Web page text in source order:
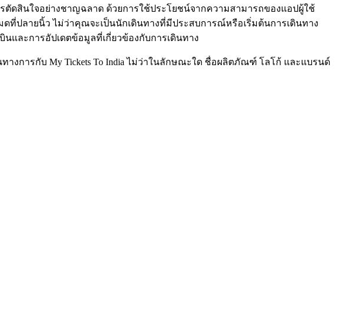
ดสินใจอย่างชาญฉลาด ด้วยการใช้ประโยชน์จากความสามารถของแอปผู้ใช้
ดที่ปลายนิ้ว ไม่ว่าคุณจะเป็นนักเดินทางที่มีประสบการณ์หรือเริ่มต้นการเดินทาง
และการอัปเดตข้อมูลที่เกี่ยวข้องกับการเดินทาง
างการกับ My Tickets To India ไม่ว่าในลักษณะใด ชื่อผลิตภัณฑ์ โลโก้ และแบรนด์